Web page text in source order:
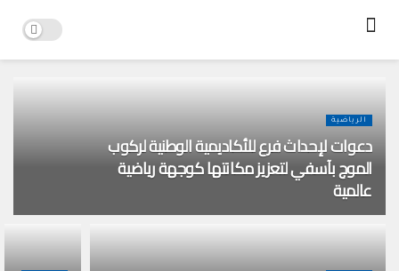
الرياضية
دعوات لإحداث فرع للأكاديمية الوطنية لركوب
الموج بآسفي لتعزيز مكانتها كوجهة رياضية
عالمية